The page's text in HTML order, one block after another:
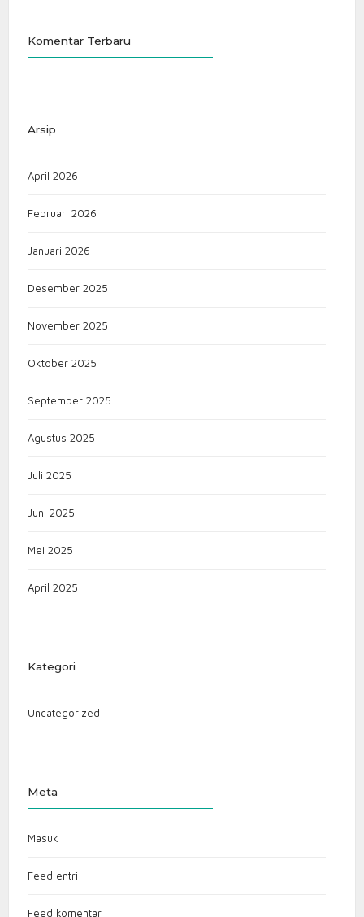
Komentar Terbaru
Arsip
April 2026
Februari 2026
Januari 2026
Desember 2025
November 2025
Oktober 2025
September 2025
Agustus 2025
Juli 2025
Juni 2025
Mei 2025
April 2025
Kategori
Uncategorized
Meta
Masuk
Feed entri
Feed komentar